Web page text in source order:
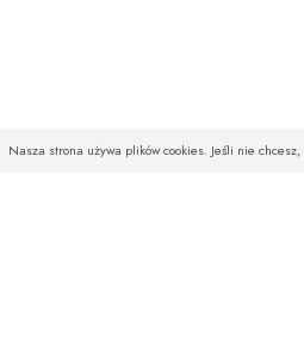
Nasza strona używa plików cookies. Jeśli nie